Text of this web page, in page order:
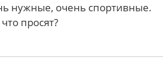
нужные, очень спортивные.
просят?